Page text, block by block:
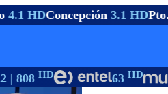
4.1 HDConcepción3.1 HDPto.
| 808HD 63HD